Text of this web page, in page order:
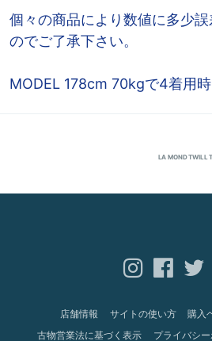
個々の商品により数値に多少
のでご了承下さい。
MODEL 178cm 70kgで4着用時
LA MOND TWILL
店舗情報 サイトの使い方 購入
古物営業法に基づく表示
プライバシ